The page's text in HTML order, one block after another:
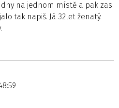
na jednom místě a pak zas
tak napiš. Já 32let ženatý.